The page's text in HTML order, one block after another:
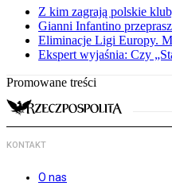
Z kim zagrają polskie
Gianni Infantino
Eliminacje Ligi Europy.
Ekspert wyjaśnia: Czy
Promowane treści
KONTAKT
O nas